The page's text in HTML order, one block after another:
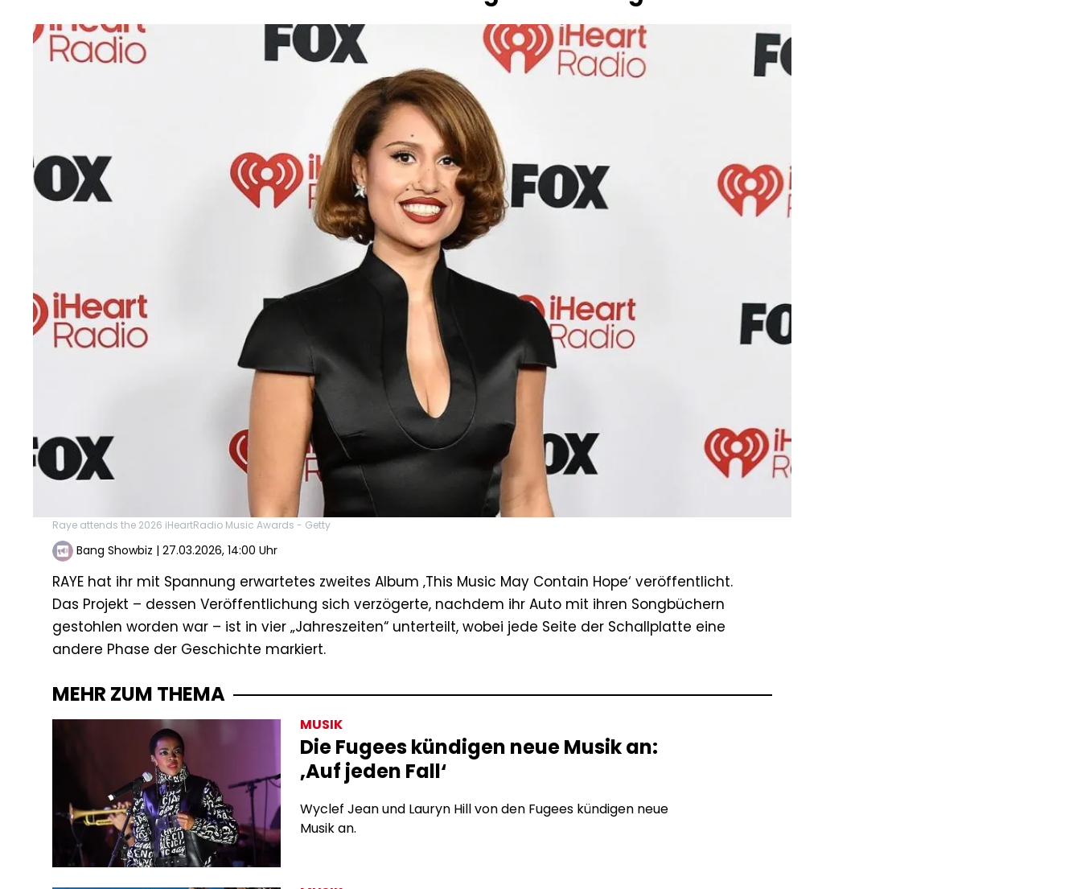
Raye attends the 2026 iHeartRadio Music Awards - Getty
Bang Showbiz | 27.03.2026, 14:00 Uhr
RAYE hat ihr mit Spannung erwartetes zweites Album ‚This Music May Contain Hope‘ veröffentlicht.
Das Projekt – dessen Veröffentlichung sich verzögerte, nachdem ihr Auto mit ihren Songbüchern
gestohlen worden war – ist in vier „Jahreszeiten“ unterteilt, wobei jede Seite der Schallplatte eine
andere Phase der Geschichte markiert.
MEHR ZUM THEMA
MUSIK
Die Fugees kündigen neue Musik an:
‚Auf jeden Fall‘
Wyclef Jean und Lauryn Hill von den Fugees kündigen neue
Musik an.